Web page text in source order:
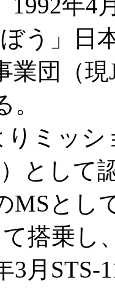
ぼう」
業団（
りミッ
として
MSとし
搭乗し
3月